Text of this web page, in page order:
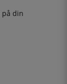
på din